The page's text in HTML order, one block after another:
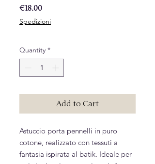
€18.00Price
Spedizioni
Quantity *
Add to Cart
Astuccio porta pennelli in puro
cotone, realizzato con tessuti a
fantasia ispirata al batik. Ideale per